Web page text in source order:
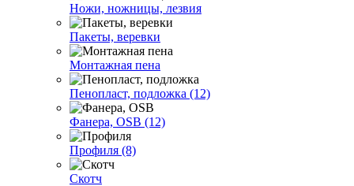
Ножи, ножницы, лезвия
Пакеты, веревки
Монтажная пена
Пенопласт, подложка (12)
Фанера, OSB (12)
Профиля (8)
Скотч